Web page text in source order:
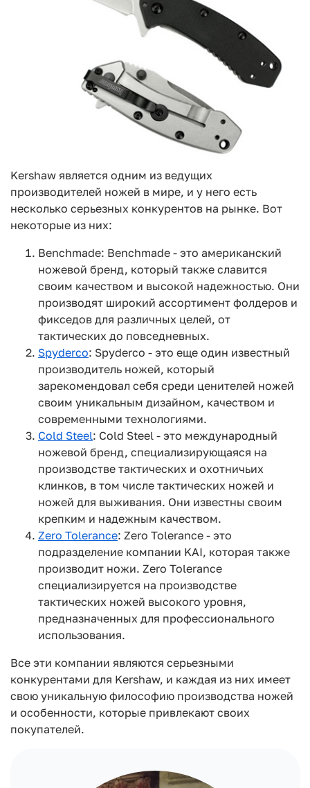
Kershaw является одним из ведущих
производителей ножей в мире, и у него есть
несколько серьезных конкурентов на рынке. Вот
некоторые из них:
Benchmade: Benchmade - это американский
ножевой бренд, который также славится
своим качеством и высокой надежностью. Они
производят широкий ассортимент фолдеров и
фикседов для различных целей, от
тактических до повседневных.
Spyderco: Spyderco - это еще один известный
производитель ножей, который
зарекомендовал себя среди ценителей ножей
своим уникальным дизайном, качеством и
современными технологиями.
Cold Steel: Cold Steel - это международный
ножевой бренд, специализирующаяся на
производстве тактических и охотничьих
клинков, в том числе тактических ножей и
ножей для выживания. Они известны своим
крепким и надежным качеством.
Zero Tolerance: Zero Tolerance - это
подразделение компании KAI, которая также
производит ножи. Zero Tolerance
специализируется на производстве
тактических ножей высокого уровня,
предназначенных для профессионального
использования.
Все эти компании являются серьезными
конкурентами для Kershaw, и каждая из них имеет
свою уникальную философию производства ножей
и особенности, которые привлекают своих
покупателей.